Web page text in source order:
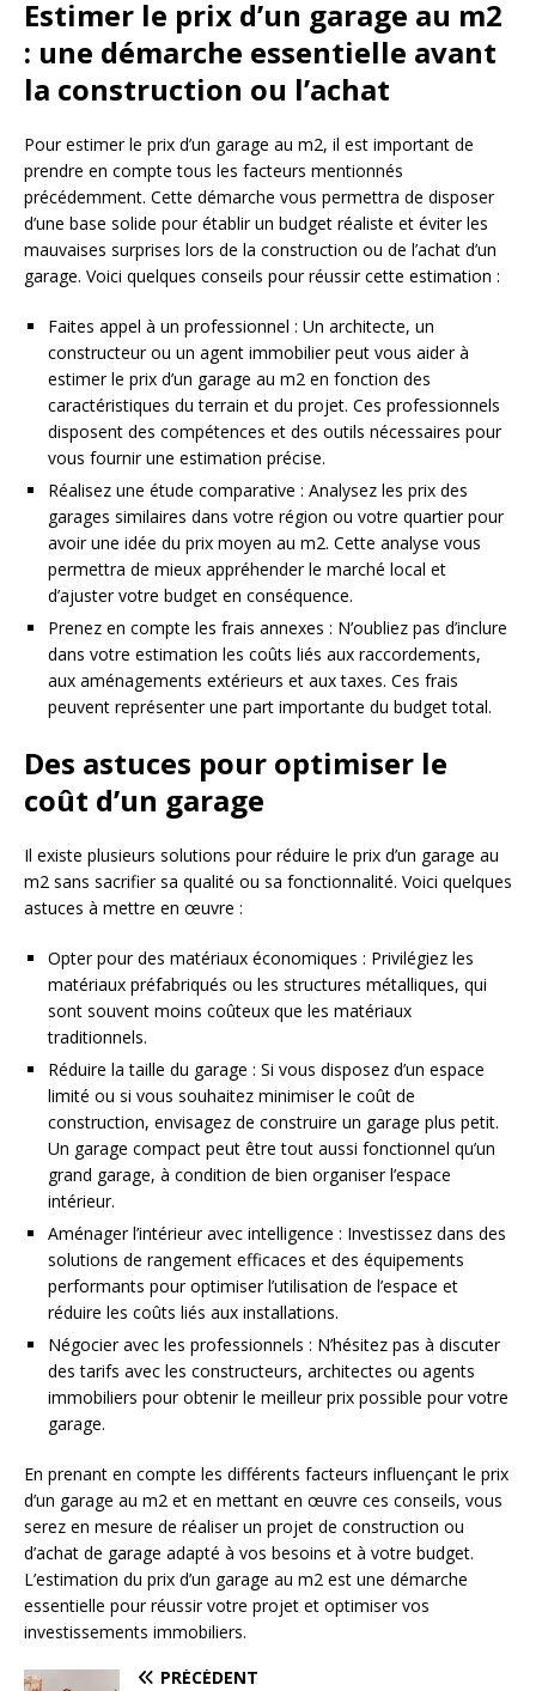
Estimer le prix d’un garage au m2
: une démarche essentielle avant
la construction ou l’achat
Pour estimer le prix d’un garage au m2, il est important de
prendre en compte tous les facteurs mentionnés
précédemment. Cette démarche vous permettra de disposer
d’une base solide pour établir un budget réaliste et éviter les
mauvaises surprises lors de la construction ou de l’achat d’un
garage. Voici quelques conseils pour réussir cette estimation :
Faites appel à un professionnel : Un architecte, un
constructeur ou un agent immobilier peut vous aider à
estimer le prix d’un garage au m2 en fonction des
caractéristiques du terrain et du projet. Ces professionnels
disposent des compétences et des outils nécessaires pour
vous fournir une estimation précise.
Réalisez une étude comparative : Analysez les prix des
garages similaires dans votre région ou votre quartier pour
avoir une idée du prix moyen au m2. Cette analyse vous
permettra de mieux appréhender le marché local et
d’ajuster votre budget en conséquence.
Prenez en compte les frais annexes : N’oubliez pas d’inclure
dans votre estimation les coûts liés aux raccordements,
aux aménagements extérieurs et aux taxes. Ces frais
peuvent représenter une part importante du budget total.
Des astuces pour optimiser le
coût d’un garage
Il existe plusieurs solutions pour réduire le prix d’un garage au
m2 sans sacrifier sa qualité ou sa fonctionnalité. Voici quelques
astuces à mettre en œuvre :
Opter pour des matériaux économiques : Privilégiez les
matériaux préfabriqués ou les structures métalliques, qui
sont souvent moins coûteux que les matériaux
traditionnels.
Réduire la taille du garage : Si vous disposez d’un espace
limité ou si vous souhaitez minimiser le coût de
construction, envisagez de construire un garage plus petit.
Un garage compact peut être tout aussi fonctionnel qu’un
grand garage, à condition de bien organiser l’espace
intérieur.
Aménager l’intérieur avec intelligence : Investissez dans des
solutions de rangement efficaces et des équipements
performants pour optimiser l’utilisation de l’espace et
réduire les coûts liés aux installations.
Négocier avec les professionnels : N’hésitez pas à discuter
des tarifs avec les constructeurs, architectes ou agents
immobiliers pour obtenir le meilleur prix possible pour votre
garage.
En prenant en compte les différents facteurs influençant le prix
d’un garage au m2 et en mettant en œuvre ces conseils, vous
serez en mesure de réaliser un projet de construction ou
d’achat de garage adapté à vos besoins et à votre budget.
L’estimation du prix d’un garage au m2 est une démarche
essentielle pour réussir votre projet et optimiser vos
investissements immobiliers.
PRÉCÉDENT